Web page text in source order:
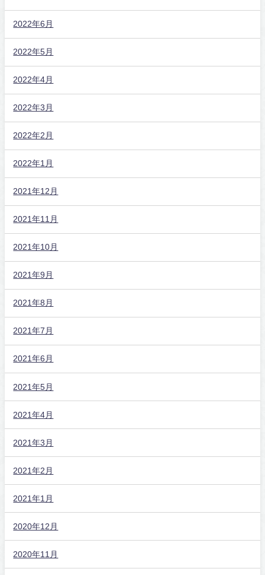
2022年6月
2022年5月
2022年4月
2022年3月
2022年2月
2022年1月
2021年12月
2021年11月
2021年10月
2021年9月
2021年8月
2021年7月
2021年6月
2021年5月
2021年4月
2021年3月
2021年2月
2021年1月
2020年12月
2020年11月